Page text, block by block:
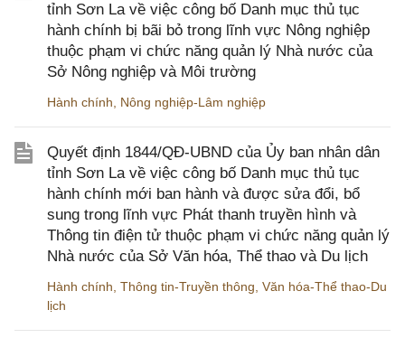
tỉnh Sơn La về việc công bố Danh mục thủ tục
hành chính bị bãi bỏ trong lĩnh vực Nông nghiệp
thuộc phạm vi chức năng quản lý Nhà nước của
Sở Nông nghiệp và Môi trường
Hành chính Nông nghiệp-Lâm nghiệp
Quyết định 1844/QĐ-UBND của Ủy ban nhân dân
tỉnh Sơn La về việc công bố Danh mục thủ tục
hành chính mới ban hành và được sửa đổi, bổ
sung trong lĩnh vực Phát thanh truyền hình và
Thông tin điện tử thuộc phạm vi chức năng quản lý
Nhà nước của Sở Văn hóa, Thể thao và Du lịch
Hành chính Thông tin-Truyền thông Văn hóa-Thể thao-Du
lịch